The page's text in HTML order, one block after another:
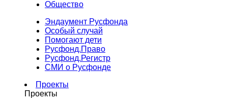
Общество
Эндаумент Русфонда
Особый случай
Помогают дети
Русфонд.Право
Русфонд.Регистр
СМИ о Русфонде
Проекты
Проекты